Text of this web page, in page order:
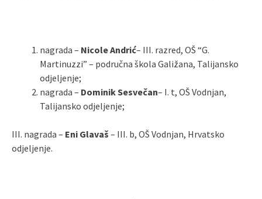
nagrada – Nicole Andrić– III. razred, OŠ “G.
Martinuzzi” – područna škola Galižana, Talijansko
odjeljenje;
nagrada – Dominik Sesvečan– I. t, OŠ Vodnjan,
Talijansko odjeljenje;
III. nagrada – Eni Glavaš – III. b, OŠ Vodnjan, Hrvatsko
odjeljenje.